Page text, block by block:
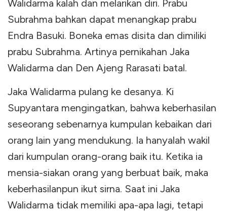
Walidarma kalah dan melarikan diri. Prabu
Subrahma bahkan dapat menangkap prabu
Endra Basuki. Boneka emas disita dan dimiliki
prabu Subrahma. Artinya pernikahan Jaka
Walidarma dan Den Ajeng Rarasati batal.
Jaka Walidarma pulang ke desanya. Ki
Supyantara mengingatkan, bahwa keberhasilan
seseorang sebenarnya kumpulan kebaikan dari
orang lain yang mendukung. Ia hanyalah wakil
dari kumpulan orang-orang baik itu. Ketika ia
mensia-siakan orang yang berbuat baik, maka
keberhasilanpun ikut sirna. Saat ini Jaka
Walidarma tidak memiliki apa-apa lagi, tetapi